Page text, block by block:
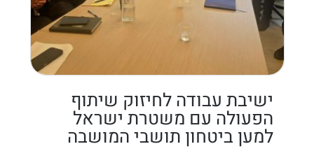
ישיבת עבודה לחיזוק שיתוף
הפעולה עם משטרת ישראל
למען ביטחון תושבי המושבה